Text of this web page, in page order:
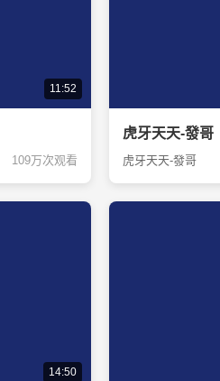
11:52
109万次观看
虎牙天天-發哥
虎牙天天-發哥
14:50